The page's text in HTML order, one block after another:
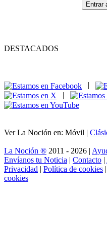
Entrar
DESTACADOS
|
Ver La Noción en: Móvil |
La Noción ® 2011 - 2026 |
Envíanos tu Noticia | Contacto |
Privacidad | Política de cookies |
cookies